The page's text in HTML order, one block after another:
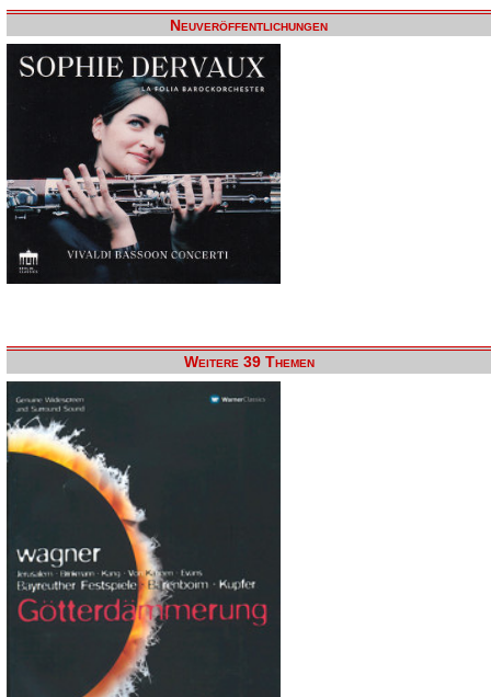
Neuveröffentlichungen
Weitere 39 Themen